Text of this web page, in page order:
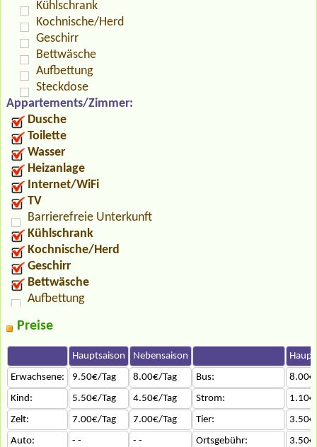
Kühlschrank
Kochnische/Herd
Geschirr
Bettwäsche
Aufbettung
Steckdose
Appartements/Zimmer:
Dusche
Toilette
Wasser
Heizanlage
Internet/WiFi
TV
Barrierefreie Unterkunft
Kühlschrank
Kochnische/Herd
Geschirr
Bettwäsche
Aufbettung
Preise
Hauptsaison Nebensaison
Erwachsene:
9.50€/Tag 8.00€/Tag Bus:
Kind:
5.50€/Tag 4.50€/Tag Strom:
Zelt:
7.00€/Tag 7.00€/Tag Tier:
Auto:
- - - - Ortsgebühr: